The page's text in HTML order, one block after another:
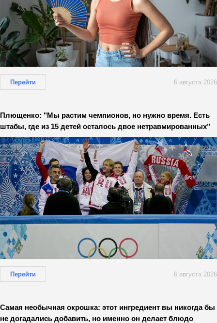
Перейти 6 августа 2026
Плющенко: "Мы растим чемпионов, но нужно время. Есть
штабы, где из 15 детей осталось двое нетравмированных"
Перейти 6 августа 2026
Самая необычная окрошка: этот ингредиент вы никогда бы
не догадались добавить, но именно он делает блюдо